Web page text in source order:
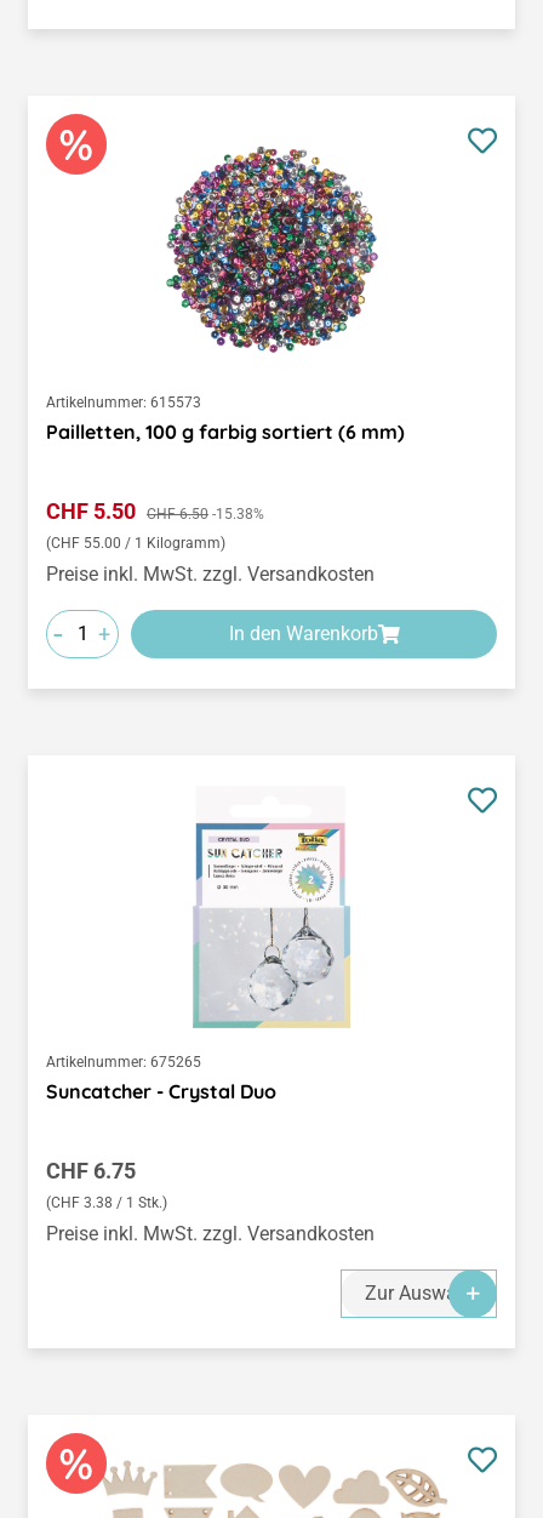
Artikelnummer: 615573
Pailletten, 100 g farbig sortiert (6 mm)
Verkaufspreis:
CHF 5.50 Regulärer Preis:
CHF 6.50 -15.38%
(CHF 55.00 / 1 Kilogramm)
Preise inkl. MwSt. zzgl. Versandkosten
- + In den Warenkorb
Artikelnummer: 675265
Suncatcher - Crystal Duo
Regulärer Preis:
CHF 6.75
(CHF 3.38 / 1 Stk.)
Preise inkl. MwSt. zzgl. Versandkosten
Zur Auswahl